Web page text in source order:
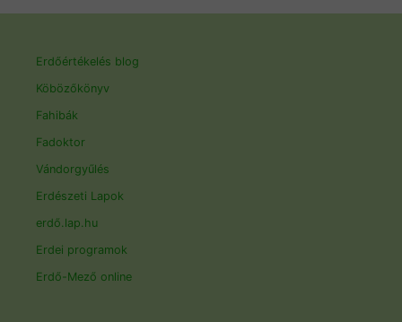
Erdőértékelés blog
Köbözőkönyv
Fahibák
Fadoktor
Vándorgyűlés
Erdészeti Lapok
erdő.lap.hu
Erdei programok
Erdő-Mező online